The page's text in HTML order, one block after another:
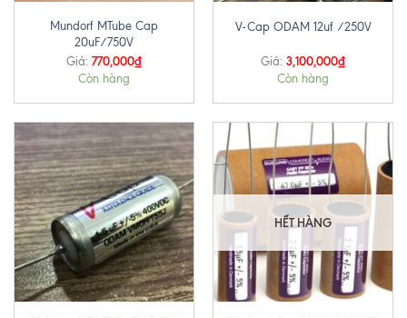
Mundorf MTube Cap
20uF/750V
Giá: 770,000₫
Còn hàng
V-Cap ODAM 12uf /250V
Giá: 3,100,000₫
Còn hàng
HẾT HÀNG